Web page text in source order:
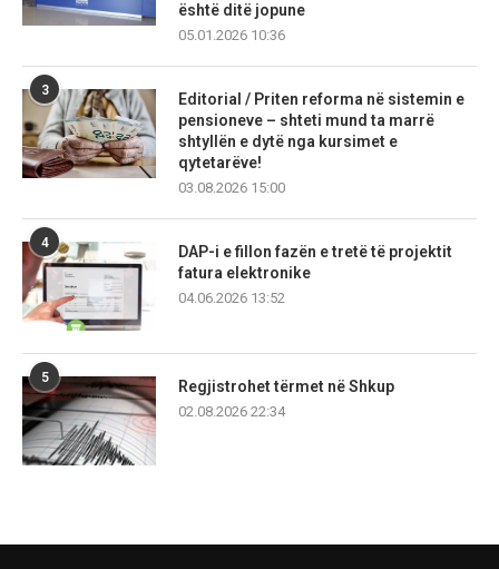
është ditë jopune
05.01.2026 10:36
3
Editorial / Priten reforma në sistemin e
pensioneve – shteti mund ta marrë
shtyllën e dytë nga kursimet e
qytetarëve!
03.08.2026 15:00
4
DAP-i e fillon fazën e tretë të projektit
fatura elektronike
04.06.2026 13:52
5
Regjistrohet tërmet në Shkup
02.08.2026 22:34